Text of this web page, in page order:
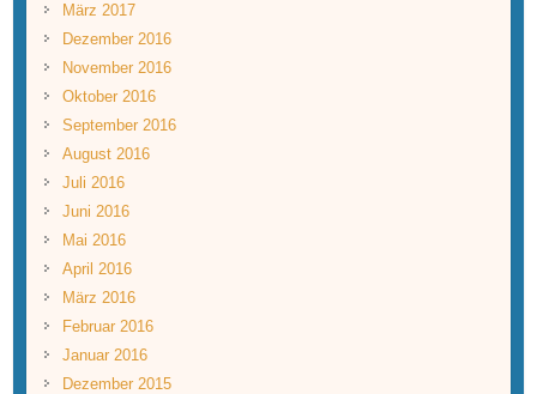
März 2017
Dezember 2016
November 2016
Oktober 2016
September 2016
August 2016
Juli 2016
Juni 2016
Mai 2016
April 2016
März 2016
Februar 2016
Januar 2016
Dezember 2015